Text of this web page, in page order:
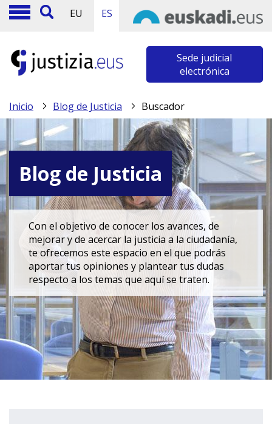
EU ES
Sede judicial
electrónica
Inicio Blog de Justicia Buscador
Blog de Justicia
Con el objetivo de conocer los avances, de
mejorar y de acercar la justicia a la ciudadanía,
te ofrecemos este espacio en el que podrás
aportar tus opiniones y plantear tus dudas
respecto a los temas que aquí se traten.